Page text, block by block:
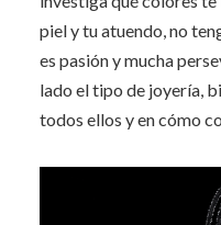
piel y tu atuendo, no
es pasión y mucha
lado el tipo de joyería,
todos ellos y en cómo